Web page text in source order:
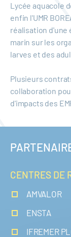
Lycée aquacole
enfin l'UMR
réalisation d'une
marin sur les
larves et des
Plusieurs
collaboration
d'impacts des
CENTRES DE
AMVALOR
ENSTA
IFREMER